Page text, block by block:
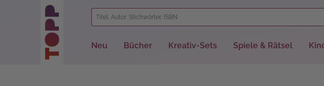
Zur Hauptnavigation springen
Neu Bücher Kreativ-Sets Spiele & Rätsel